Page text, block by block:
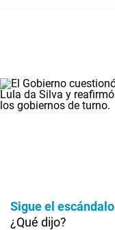
Sigue el escándalo
¿Qué dijo?